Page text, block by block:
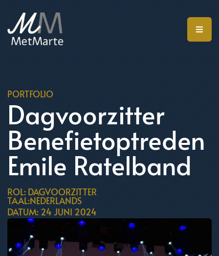
PORTFOLIO
Dagvoorzitter
Benefietoptreden
Emile Ratelband
ROL: DAGVOORZITTER
TAAL:NEDERLANDS
DATUM: 24 JUNI 2024